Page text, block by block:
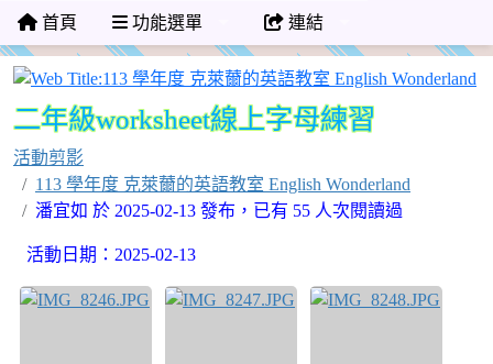
首頁 功能選單 連結
二年級worksheet線上字母練習
活動剪影
113 學年度 克萊薾的英語教室 English Wonderland
潘宜如 於 2025-02-13 發布，已有 55 人次閱讀過
活動日期：2025-02-13